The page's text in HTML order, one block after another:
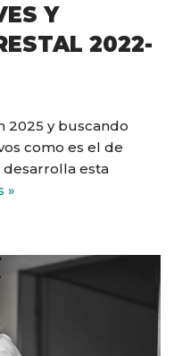
Y
2022-
2025 y buscando
como es el de
desarrolla esta
»